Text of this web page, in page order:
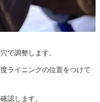
で調整します。
ライニングの位置をつけて
認します。